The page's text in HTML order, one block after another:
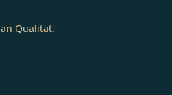
Qualität.